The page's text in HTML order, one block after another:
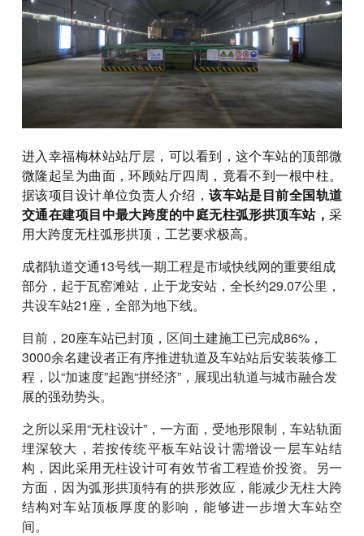
进入幸福梅林站站厅层，可以看到，这个车站的顶部微
微隆起呈为曲面，环顾站厅四周，竟看不到一根中柱。
据该项目设计单位负责人介绍，该车站是目前全国轨道
交通在建项目中最大跨度的中庭无柱弧形拱顶车站，采
用大跨度无柱弧形拱顶，工艺要求极高。
成都轨道交通13号线一期工程是市域快线网的重要组成
部分，起于瓦窑滩站，止于龙安站，全长约29.07公里，
共设车站21座，全部为地下线。
目前，20座车站已封顶，区间土建施工已完成86%，
3000余名建设者正有序推进轨道及车站站后安装装修工
程，以“加速度”起跑“拼经济”，展现出轨道与城市融合发
展的强劲势头。
之所以采用“无柱设计”，一方面，受地形限制，车站轨面
埋深较大，若按传统平板车站设计需增设一层车站结
构，因此采用无柱设计可有效节省工程造价投资。另一
方面，因为弧形拱顶特有的拱形效应，能减少无柱大跨
结构对车站顶板厚度的影响，能够进一步增大车站空
间。